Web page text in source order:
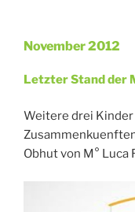
Veröffentlicht
November 2012
Letzter Stand der
Weitere drei Kinder
Obhut von M° Luca